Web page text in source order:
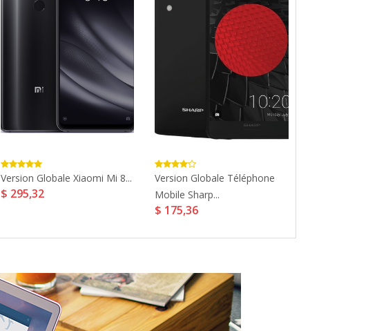
Version Globale Xiaomi Mi 8...
$ 295,32
Version Globale Téléphone
Mobile Sharp...
$ 175,36